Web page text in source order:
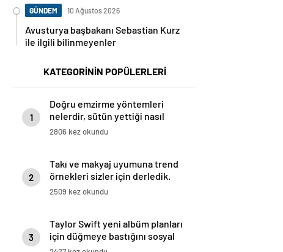
GÜNDEM 10 Ağustos 2026
Avusturya başbakanı Sebastian Kurz
ile ilgili bilinmeyenler
KATEGORİNİN POPÜLERLERİ
1
Doğru emzirme yöntemleri
nelerdir, sütün yettiği nasıl
anlaşılır?
2806 kez okundu
2
Takı ve makyaj uyumuna trend
örnekleri sizler için derledik.
2509 kez okundu
3
Taylor Swift yeni albüm planları
için düğmeye bastığını sosyal
medyadan duyurdu!